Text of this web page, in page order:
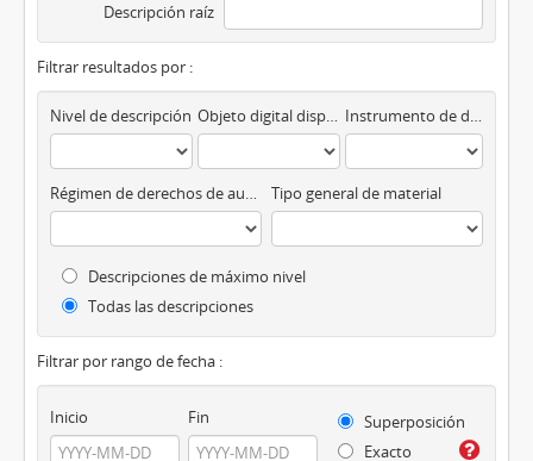
Descripción raíz
Filtrar resultados por :
Nivel de descripción Objeto digital disponibles Instrumento de descripción
Régimen de derechos de autor Tipo general de material
Descripciones de máximo nivel
Todas las descripciones
Filtrar por rango de fecha :
Inicio Fin
Superposición
Exacto